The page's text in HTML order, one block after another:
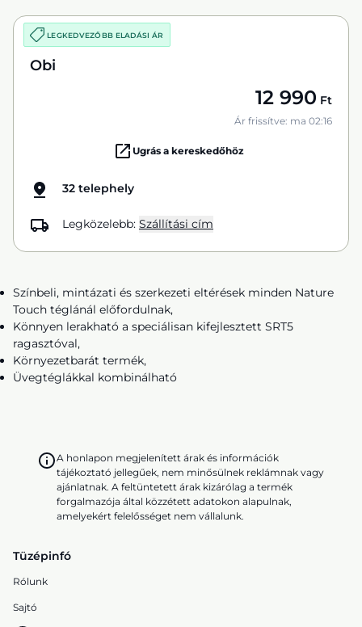
LEGKEDVEZŐBB ELADÁSI ÁR
Obi
12 990 Ft
Ár frissítve: ma 02:16
Ugrás a kereskedőhöz
32 telephely
Legközelebb: Szállítási cím
Színbeli, mintázati és szerkezeti eltérések minden Nature
Touch téglánál előfordulnak,
Könnyen lerakható a speciálisan kifejlesztett SRT5
ragasztóval,
Környezetbarát termék,
Üvegtéglákkal kombinálható
A honlapon megjelenített árak és információk
tájékoztató jellegűek, nem minősülnek reklámnak vagy
ajánlatnak. A feltüntetett árak kizárólag a termék
forgalmazója által közzétett adatokon alapulnak,
amelyekért felelősséget nem vállalunk.
Tüzépinfó
Rólunk
Sajtó